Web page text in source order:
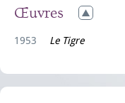
Œuvres
1953 Le Tigre